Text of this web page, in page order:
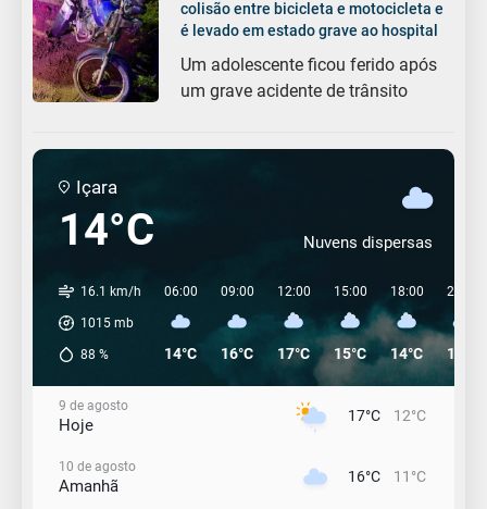
colisão entre bicicleta e motocicleta e
é levado em estado grave ao hospital
Um adolescente ficou ferido após
um grave acidente de trânsito
Içara
14°C Nuvens dispersas
16.1 km/h
1015 mb
88 %
06:00
14°C
09:00
16°C
12:00
17°C
15:00
15°C
18:00
14°C
21:00
12°C
9 de agosto
Hoje 17°C 12°C
10 de agosto
Amanhã 16°C 11°C